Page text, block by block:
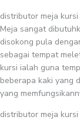
distributor meja
Meja sangat
disokong pula
sebagai tempat
kursi ialah guna
beberapa kaki yang
yang
distributor meja